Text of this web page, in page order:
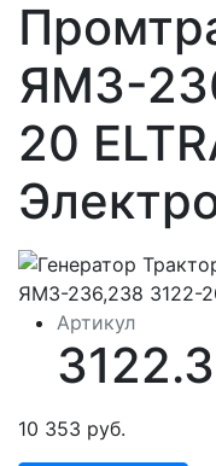
ЯМЗ-
20
Артикул
10 353 руб.